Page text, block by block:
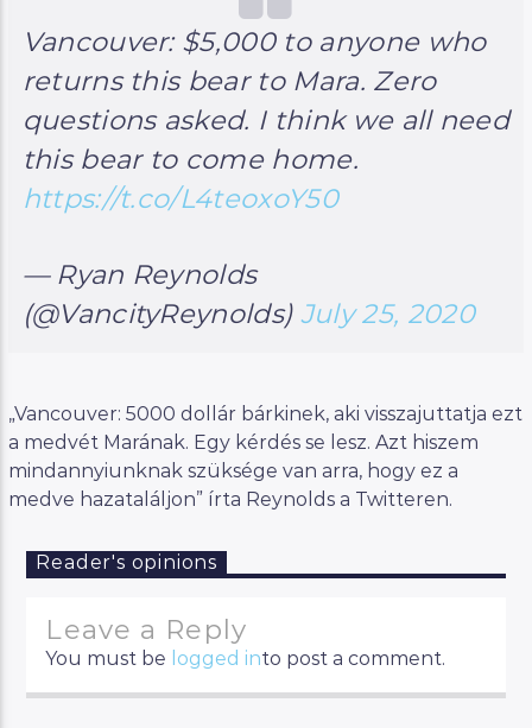
Vancouver: $5,000 to anyone who
returns this bear to Mara. Zero
questions asked. I think we all need
this bear to come home.
https://t.co/L4teoxoY50
— Ryan Reynolds
(@VancityReynolds) July 25, 2020
„Vancouver: 5000 dollár bárkinek, aki visszajuttatja ezt
a medvét Marának. Egy kérdés se lesz. Azt hiszem
mindannyiunknak szüksége van arra, hogy ez a
medve hazataláljon” írta Reynolds a Twitteren.
Reader's opinions
Leave a Reply
You must be logged into post a comment.